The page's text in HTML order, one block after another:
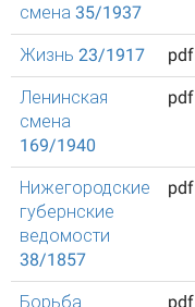
смена 35/1937
Жизнь 23/1917 pdf
Ленинская
смена
169/1940
pdf
Нижегородские
губернские
ведомости
38/1857
pdf
Борьба pdf